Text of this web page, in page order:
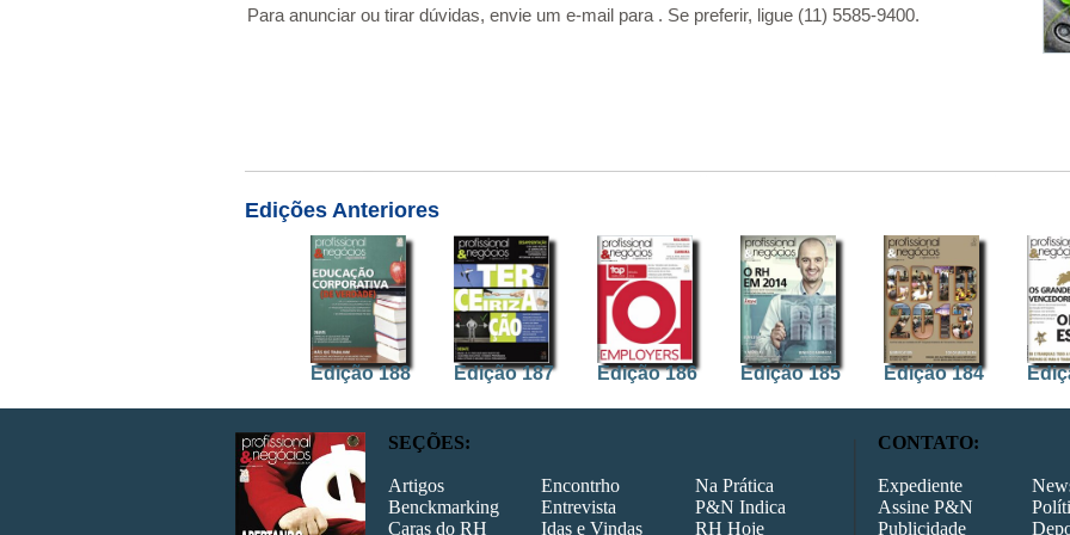
Para anunciar ou tirar dúvidas, envie um e-mail para . Se preferir, ligue (11) 5585-9400.
Edições Anteriores
Edição 188 Edição 187 Edição 186 Edição 185 Edição 184
SEÇÕES:
Artigos
Benckmarking
Caras do RH
Encontrho
Entrevista
Idas e Vindas
Na Prática
P&N Indica
RH Hoje
CONTATO:
Expediente
Assine P&N
Publicidade